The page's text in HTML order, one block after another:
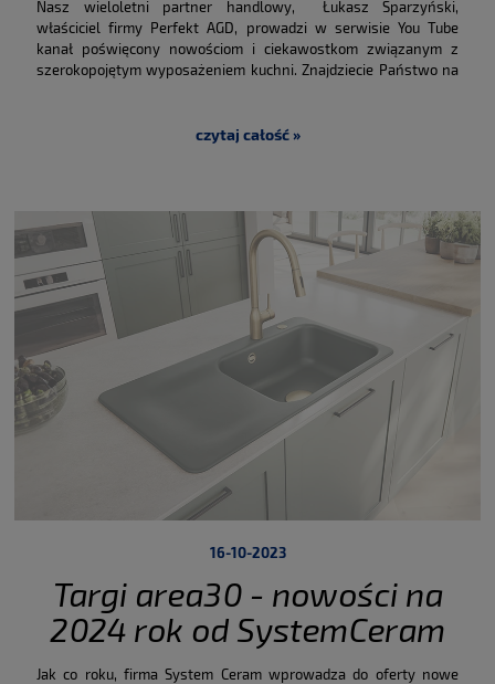
Nasz wieloletni partner handlowy, Łukasz Sparzyński,
właściciel firmy Perfekt AGD, prowadzi w serwisie You Tube
kanał poświęcony nowościom i ciekawostkom związanym z
szerokopojętym wyposażeniem kuchni. Znajdziecie Państwo na
przygotować razem dwa filmy z produktami marki System
wątpiącego Klienta. Zapraszamy serdecznie do obejrzenia i
polubienia
czytaj całość »
Targi area30 - nowości na
2024 rok od SystemCeram
16-10-2023
Jak co roku, firma System Ceram wprowadza do oferty nowe